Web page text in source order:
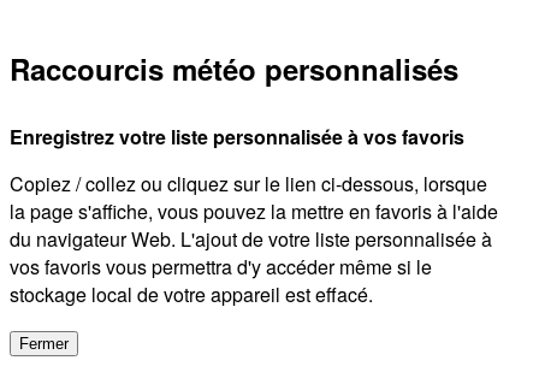
Raccourcis météo personnalisés
Enregistrez votre liste personnalisée à vos favoris
Copiez / collez ou cliquez sur le lien ci-dessous, lorsque
la page s'affiche, vous pouvez la mettre en favoris à l'aide
du navigateur Web. L'ajout de votre liste personnalisée à
vos favoris vous permettra d'y accéder même si le
stockage local de votre appareil est effacé.
Fermer